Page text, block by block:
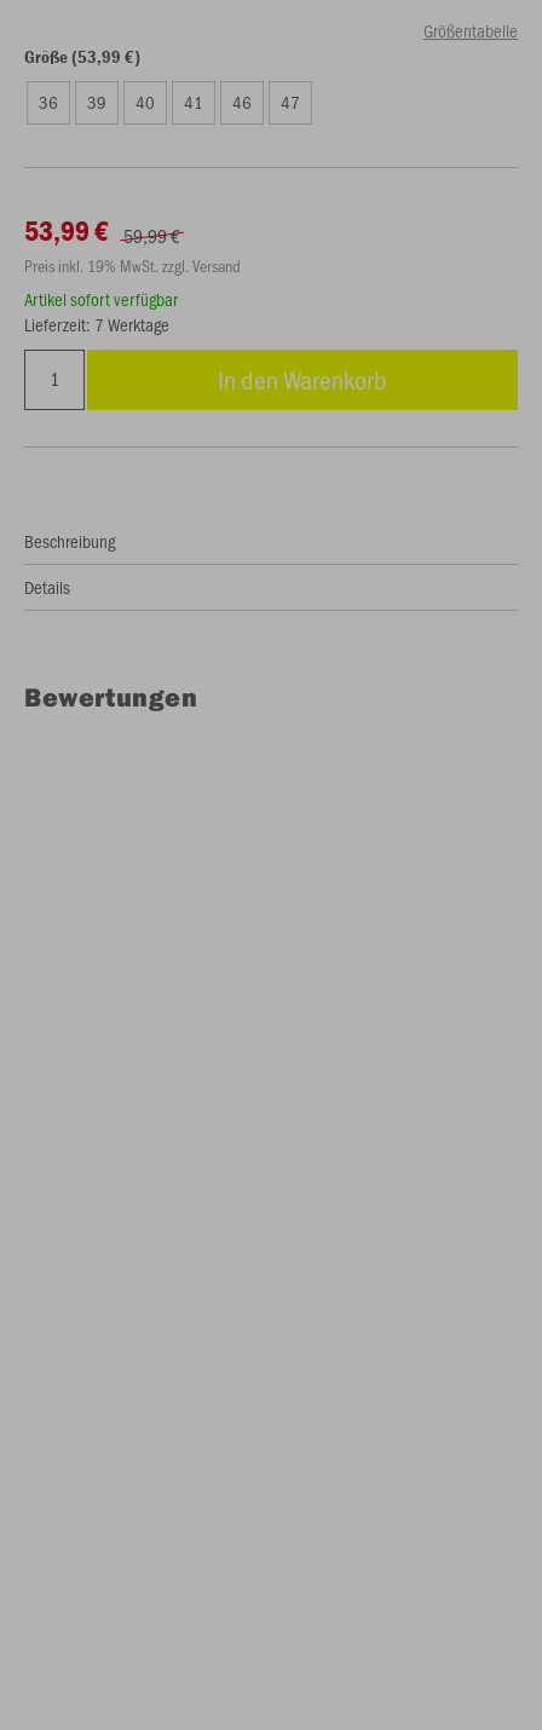
Größentabelle
Größe (53,99 €)
36 39 40 41 46 47
53,99 € 59,99 €
Preis inkl. 19% MwSt. zzgl. Versand
Artikel sofort verfügbar
Lieferzeit: 7 Werktage
In den Warenkorb
Beschreibung
Details
Bewertungen